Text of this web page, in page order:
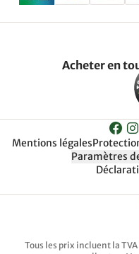
Acheter en
Mentions légales
Paramètres
Tous les prix incluent la